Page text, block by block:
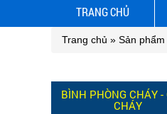
TRANG CHỦ
Trang chủ » Sản phẩm
BÌNH PHÒNG CHÁY -
CHÁY